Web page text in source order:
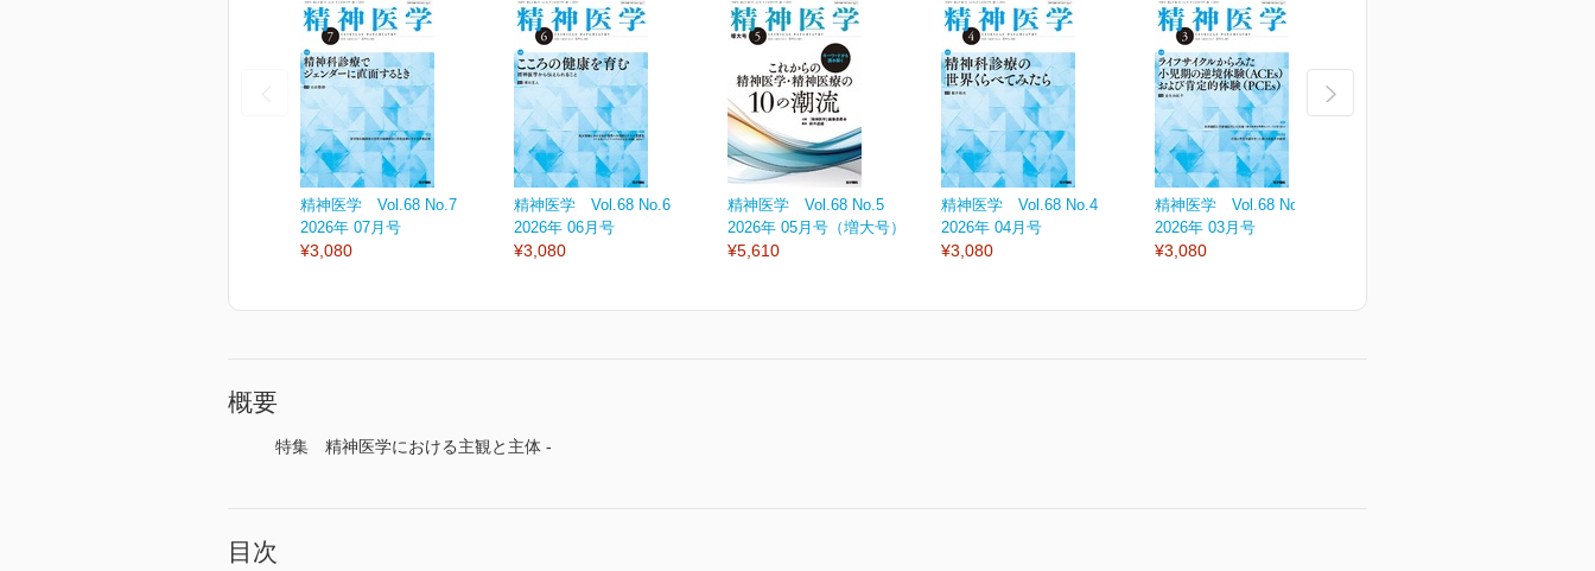
精神医学 Vol.68 No.7
2026年 07月号
¥3,080
精神医学 Vol.68 No.6
2026年 06月号
¥3,080
精神医学 Vol.68 No.5
2026年 05月号（増大号）
¥5,610
精神医学 Vol.68 No.4
2026年 04月号
¥3,080
精神医学 Vol.68 No.3
2026年 03月号
¥3,080
概要
特集 精神医学における主観と主体 -
目次